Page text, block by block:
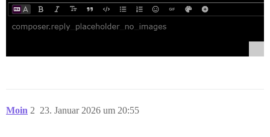
Moin 23. Januar 2026 um 20:55
2